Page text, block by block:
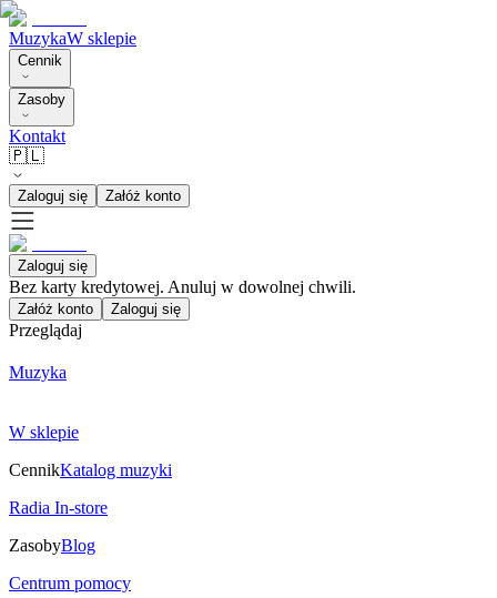
MuzykaW sklepie
Cennik
Zasoby
Kontakt
🇵🇱
Zaloguj się Załóż konto
Zaloguj się
Bez karty kredytowej. Anuluj w dowolnej chwili.
Załóż konto Zaloguj się
Przeglądaj
Muzyka
W sklepie
CennikKatalog muzyki
Radia In-store
ZasobyBlog
Centrum pomocy